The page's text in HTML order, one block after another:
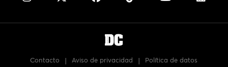
Contacto Aviso de privacidad Política de datos